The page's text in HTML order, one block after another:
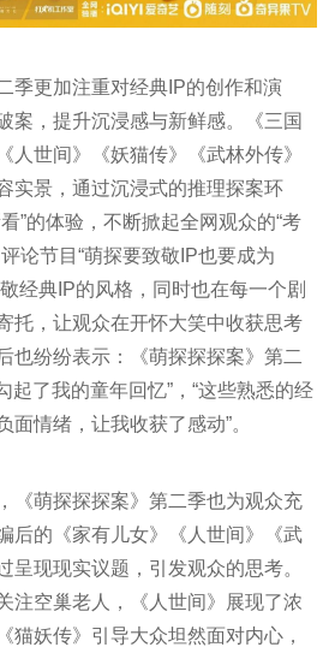
季更加注重对经典IP的创作和演
案，提升沉浸感与新鲜感。《三国
人世间》《妖猫传》《武林外传》
实景，通过沉浸式的推理探案环
”的体验，不断掀起全网观众的“考
论节目“萌探要致敬IP也要成为
经典IP的风格，同时也在每一个剧
托，让观众在开怀大笑中收获思考
也纷纷表示：《萌探探探案》第二
起了我的童年回忆”，“这些熟悉的经
情绪，让我收获了感动”。
《萌探探探案》第二季也为观众充
后的《家有儿女》《人世间》《武
呈现现实议题，引发观众的思考。
注空巢老人，《人世间》展现了浓
猫妖传》引导大众坦然面对内心，